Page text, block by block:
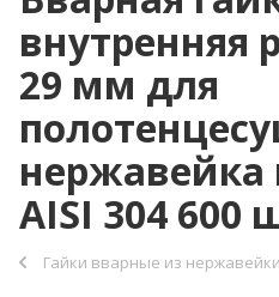
внутренняя
29 мм для
нержавейка
AISI 304 600
Гайки вварные из